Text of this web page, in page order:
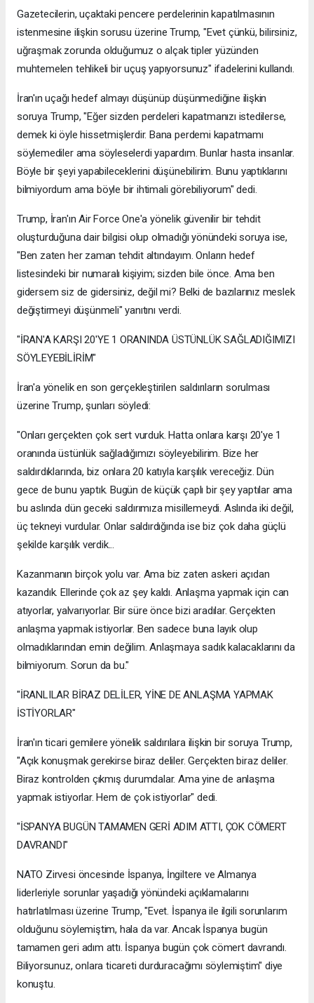
Gazetecilerin, uçaktaki pencere perdelerinin kapatılmasının
istenmesine ilişkin sorusu üzerine Trump, "Evet çünkü, bilirsiniz,
uğraşmak zorunda olduğumuz o alçak tipler yüzünden
muhtemelen tehlikeli bir uçuş yapıyorsunuz" ifadelerini kullandı.
İran'ın uçağı hedef almayı düşünüp düşünmediğine ilişkin
soruya Trump, "Eğer sizden perdeleri kapatmanızı istedilerse,
demek ki öyle hissetmişlerdir. Bana perdemi kapatmamı
söylemediler ama söyleselerdi yapardım. Bunlar hasta insanlar.
Böyle bir şeyi yapabileceklerini düşünebilirim. Bunu yaptıklarını
bilmiyordum ama böyle bir ihtimali görebiliyorum" dedi.
Trump, İran'ın Air Force One'a yönelik güvenilir bir tehdit
oluşturduğuna dair bilgisi olup olmadığı yönündeki soruya ise,
"Ben zaten her zaman tehdit altındayım. Onların hedef
listesindeki bir numaralı kişiyim; sizden bile önce. Ama ben
gidersem siz de gidersiniz, değil mi? Belki de bazılarınız meslek
değiştirmeyi düşünmeli" yanıtını verdi.
"İRAN'A KARŞI 20'YE 1 ORANINDA ÜSTÜNLÜK SAĞLADIĞIMIZI
SÖYLEYEBİLİRİM"
İran'a yönelik en son gerçekleştirilen saldırıların sorulması
üzerine Trump, şunları söyledi:
"Onları gerçekten çok sert vurduk. Hatta onlara karşı 20'ye 1
oranında üstünlük sağladığımızı söyleyebilirim. Bize her
saldırdıklarında, biz onlara 20 katıyla karşılık vereceğiz. Dün
gece de bunu yaptık. Bugün de küçük çaplı bir şey yaptılar ama
bu aslında dün geceki saldırımıza misillemeydi. Aslında iki değil,
üç tekneyi vurdular. Onlar saldırdığında ise biz çok daha güçlü
şekilde karşılık verdik...
Kazanmanın birçok yolu var. Ama biz zaten askeri açıdan
kazandık. Ellerinde çok az şey kaldı. Anlaşma yapmak için can
atıyorlar, yalvarıyorlar. Bir süre önce bizi aradılar. Gerçekten
anlaşma yapmak istiyorlar. Ben sadece buna layık olup
olmadıklarından emin değilim. Anlaşmaya sadık kalacaklarını da
bilmiyorum. Sorun da bu."
"İRANLILAR BİRAZ DELİLER, YİNE DE ANLAŞMA YAPMAK
İSTİYORLAR"
İran'ın ticari gemilere yönelik saldırılara ilişkin bir soruya Trump,
"Açık konuşmak gerekirse biraz deliler. Gerçekten biraz deliler.
Biraz kontrolden çıkmış durumdalar. Ama yine de anlaşma
yapmak istiyorlar. Hem de çok istiyorlar" dedi.
"İSPANYA BUGÜN TAMAMEN GERİ ADIM ATTI, ÇOK CÖMERT
DAVRANDI"
NATO Zirvesi öncesinde İspanya, İngiltere ve Almanya
liderleriyle sorunlar yaşadığı yönündeki açıklamalarını
hatırlatılması üzerine Trump, "Evet. İspanya ile ilgili sorunlarım
olduğunu söylemiştim, hala da var. Ancak İspanya bugün
tamamen geri adım attı. İspanya bugün çok cömert davrandı.
Biliyorsunuz, onlara ticareti durduracağımı söylemiştim" diye
konuştu.